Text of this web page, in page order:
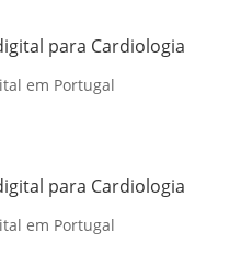
para Cardiologia
em Portugal
para Cardiologia
em Portugal